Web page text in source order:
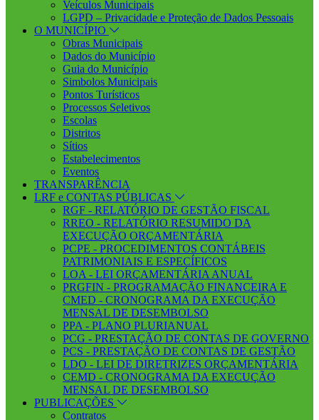
Veículos Municipais
LGPD – Privacidade e Proteção de Dados Pessoais
O MUNICÍPIO
Obras Municipais
Dados do Município
Guia do Município
Simbolos Municipais
Pontos Turísticos
Processos Seletivos
Escolas
Distritos
Sítios
Estabelecimentos
Eventos
TRANSPARÊNCIA
LRF e CONTAS PÚBLICAS
RGF - RELATÓRIO DE GESTÃO FISCAL
RREO - RELATÓRIO RESUMIDO DA
EXECUÇÃO ORÇAMENTÁRIA
PCPE - PROCEDIMENTOS CONTÁBEIS
PATRIMONIAIS E ESPECÍFICOS
LOA - LEI ORÇAMENTÁRIA ANUAL
PRGFIN - PROGRAMAÇÃO FINANCEIRA E
CMED - CRONOGRAMA DA EXECUÇÃO
MENSAL DE DESEMBOLSO
PPA - PLANO PLURIANUAL
PCG - PRESTAÇÃO DE CONTAS DE GOVERNO
PCS - PRESTAÇÃO DE CONTAS DE GESTÃO
LDO - LEI DE DIRETRIZES ORÇAMENTÁRIA
CEMD - CRONOGRAMA DA EXECUÇÃO
MENSAL DE DESEMBOLSO
PUBLICAÇÕES
Contratos